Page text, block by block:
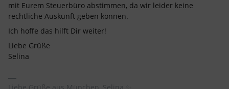
mit Eurem Steuerbüro abstimmen, da wir leider keine
rechtliche Auskunft geben können.
Ich hoffe das hilft Dir weiter!
Liebe Grüße
Selina